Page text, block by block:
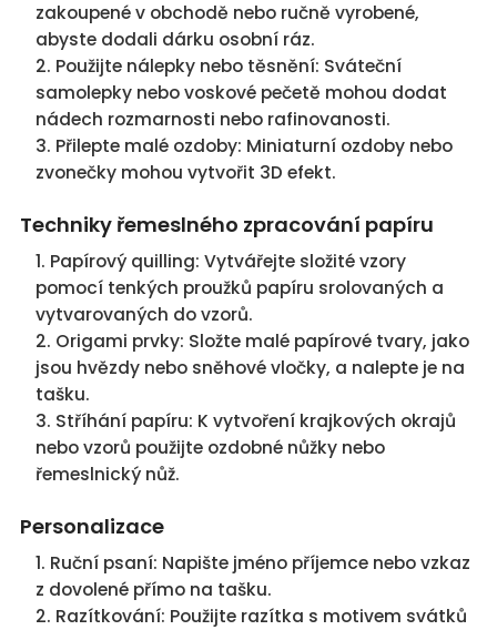
zakoupené v obchodě nebo ručně vyrobené,
abyste dodali dárku osobní ráz.
Použijte nálepky nebo těsnění: Sváteční
samolepky nebo voskové pečetě mohou dodat
nádech rozmarnosti nebo rafinovanosti.
Přilepte malé ozdoby: Miniaturní ozdoby nebo
zvonečky mohou vytvořit 3D efekt.
Techniky řemeslného zpracování papíru
Papírový quilling: Vytvářejte složité vzory
pomocí tenkých proužků papíru srolovaných a
vytvarovaných do vzorů.
Origami prvky: Složte malé papírové tvary, jako
jsou hvězdy nebo sněhové vločky, a nalepte je na
tašku.
Stříhání papíru: K vytvoření krajkových okrajů
nebo vzorů použijte ozdobné nůžky nebo
řemeslnický nůž.
Personalizace
Ruční psaní: Napište jméno příjemce nebo vzkaz
z dovolené přímo na tašku.
Razítkování: Použijte razítka s motivem svátků